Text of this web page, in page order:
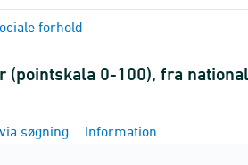
forhold
(pointskala 0-100), fra
søgning Information